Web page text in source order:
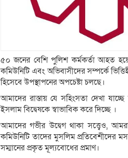
৫০ জনের বেশি পুলিশ কর্মকর্তা আহত
কমিউনিটি এবং অভিবাসীদের সম্পর্কে
হিসেবে উপস্থাপনের অপচেষ্টা চলছে।
আমাদের রাস্তায় যে সহিংসতা দেখা
ইসলাম বিদ্বেষকে স্বাভাবিক করে দিচ্ছে ।
আমাদের গভীর উদ্বেগ থাকা সত্ত্বেও,
কমিউনিটি তাদের মুসলিম প্রতিবেশীদের
সম্মানের প্রকৃত মূল্যবোধের প্রমাণ।